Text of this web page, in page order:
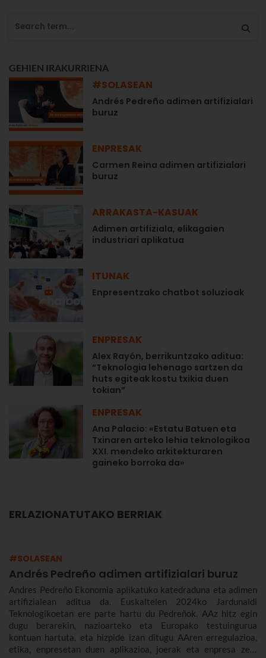
GEHIEN IRAKURRIENA
#SOLASEAN
Andrés Pedreño adimen artifizialari
buruz
ENPRESAK
Carmen Reina adimen artifizialari
buruz
ARRAKASTA-KASUAK
Adimen artifiziala, elikagaien
industriari aplikatua
ITUNAK
Enpresentzako chatbot soluzioak
ENPRESAK
Alex Rayón, berrikuntzako aditua:
“Teknologia lehenago sartzen da
huts egiteak kostu txikia duen
tokian”
ENPRESAK
Ana Palacio: «Estatu Batuen eta
Txinaren arteko lehia teknologikoa
XXI. mendeko arkitekturaren
gaineko borroka da»
ERLAZIONATUTAKO BERRIAK
#SOLASEAN
Andrés Pedreño adimen artifizialari buruz
Andres Pedreño Ekonomia aplikatuko katedraduna eta adimen
artifizialean aditua da. Euskaltelen 2024ko Jardunaldi
Teknologikoetan ere parte hartu du Pedreñok. AAz hitz egin
dugu berarekin, nazioarteko eta Europako testuingurua
kontuan hartuta, eta hizpide izan ditugu AAren erregulazioa,
etika, enpresetan duen aplikazioa, joerak eta enpresa zein